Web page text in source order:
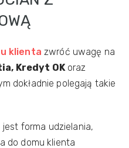
klienta zwróć uwagę na
Kredyt OKoraz
dokładnie polegają takie
forma udzielania,
do domu klienta